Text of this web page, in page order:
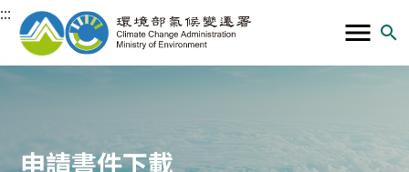
:::
溫
室
自
menu search
申請書件下載